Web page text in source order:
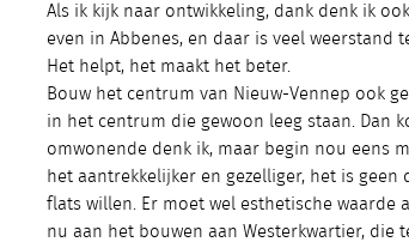
Als ik kijk naar ontwikkeling, dank denk ik
even in Abbenes, en daar is veel weerstand
Het helpt, het maakt het beter.
Bouw het centrum van Nieuw-Vennep ook
in het centrum die gewoon leeg staan. Dan
omwonende denk ik, maar begin nou eens
het aantrekkelijker en gezelliger, het is
flats willen. Er moet wel esthetische waarde
nu aan het bouwen aan Westerkwartier, die